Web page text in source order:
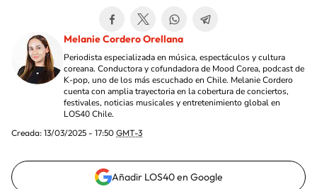
Melanie Cordero Orellana
Periodista especializada en música, espectáculos y cultura
coreana. Conductora y cofundadora de Mood Corea, podcast de
K-pop, uno de los más escuchado en Chile. Melanie Cordero
cuenta con amplia trayectoria en la cobertura de conciertos,
festivales, noticias musicales y entretenimiento global en
LOS40 Chile.
Creada: 13/03/2025 - 17:50 GMT-3
Añadir LOS40 en Google